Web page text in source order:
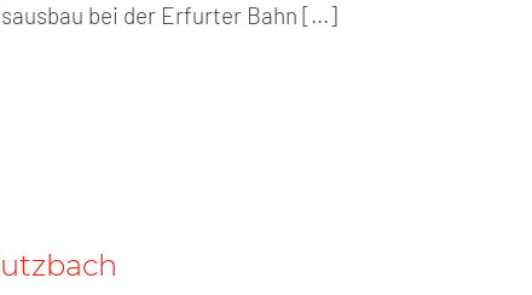
bei der Erfurter Bahn [...]